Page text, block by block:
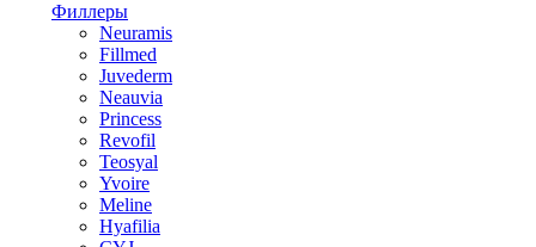
Филлеры
Neuramis
Fillmed
Juvederm
Neauvia
Princess
Revofil
Teosyal
Yvoire
Meline
Hyafilia